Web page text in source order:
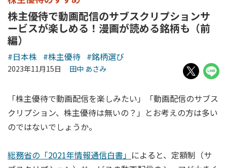
株主優待で動画配信のサブスクリプションサ
ービスが楽しめる！漫画が読める銘柄も（前
編）
#日本株 #株主優待 #銘柄選び
2023年11月15日 田中 あさみ
「株主優待で動画配信を楽しみたい」「動画配信のサブス
クリプション、株主優待は無いの？」とお考えの方は多い
のではないでしょうか。
総務省の「2021年情報通信白書」 によると、定額制（サ